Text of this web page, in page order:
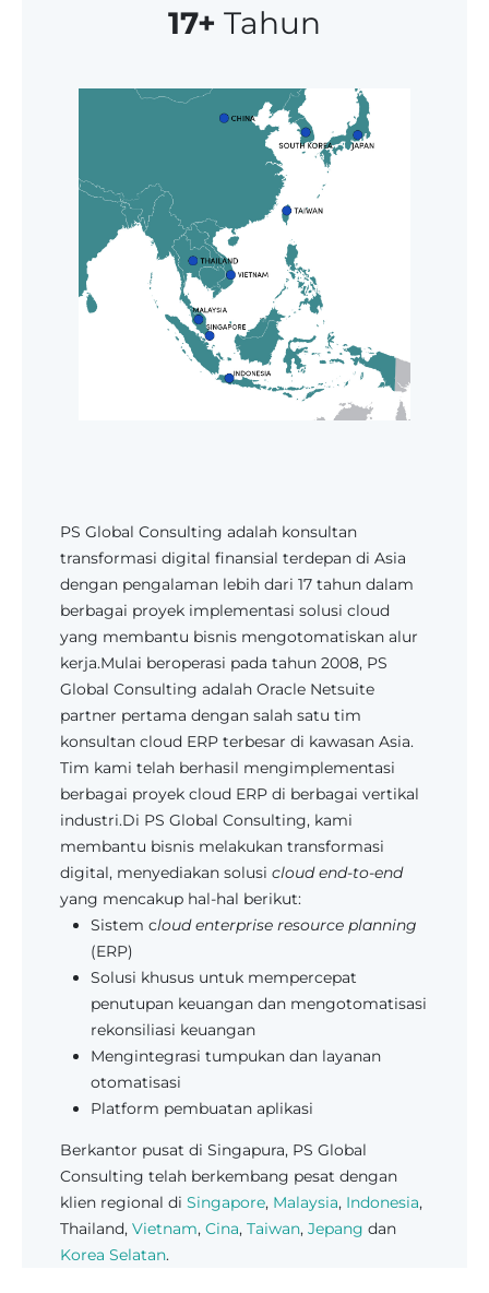
17+ Tahun
PS Global Consulting adalah konsultan
transformasi digital finansial terdepan di Asia
dengan pengalaman lebih dari 17 tahun dalam
berbagai proyek implementasi solusi cloud
yang membantu bisnis mengotomatiskan alur
kerja.Mulai beroperasi pada tahun 2008, PS
Global Consulting adalah Oracle Netsuite
partner pertama dengan salah satu tim
konsultan cloud ERP terbesar di kawasan Asia.
Tim kami telah berhasil mengimplementasi
berbagai proyek cloud ERP di berbagai vertikal
industri.Di PS Global Consulting, kami
membantu bisnis melakukan transformasi
digital, menyediakan solusi cloud end-to-end
yang mencakup hal-hal berikut:
Sistem cloud enterprise resource planning
(ERP)
Solusi khusus untuk mempercepat
penutupan keuangan dan mengotomatisasi
rekonsiliasi keuangan
Mengintegrasi tumpukan dan layanan
otomatisasi
Platform pembuatan aplikasi
Berkantor pusat di Singapura, PS Global
Consulting telah berkembang pesat dengan
klien regional di Singapore, Malaysia, Indonesia,
Thailand, Vietnam, Cina, Taiwan, Jepang dan
Korea Selatan.